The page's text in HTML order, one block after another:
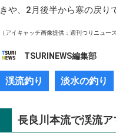
きや、2月後半から寒の戻り
（アイキャッチ画像提供：週刊つりニュー
TSURINEWS編集部
渓流釣り 淡水の釣り
長良川本流で渓流ア